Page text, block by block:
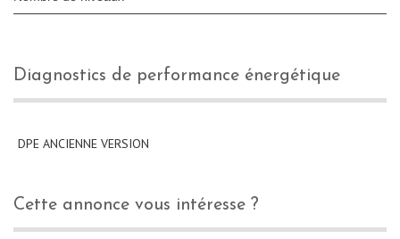
diagnostics de performance énergétique
DPE ANCIENNE VERSION
cette annonce vous intéresse ?